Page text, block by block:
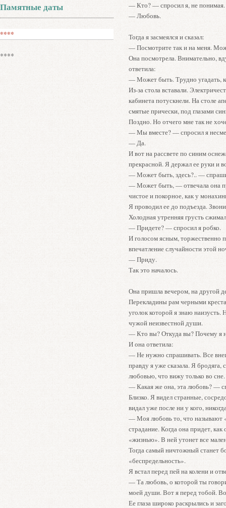
— Кто? — спросил я, не понимая.
— Любовь.
Тогда я засмеялся и сказал:
— Посмотрите так и на меня.
Она посмотрела. Внимательно,
ответила:
— Может быть. Трудно угадать,
Из-за стола вставали.
кабинета потускнели. На столе
смятые прически, под глазами
Поздно. Но отчего мне так не
— Мы вместе? — спросил я
— Да.
И вот на рассвете по синим
прекрасной. Я держал ее руки и
— Может быть, здесь?.. —
— Может быть, — отвечала она
чистое и покорное, как у
Я проводил ее до подъезда.
Холодная утренняя грусть
— Придете? — спросил я робко.
И голосом ясным, торжественно
впечатление случайности этой
— Приду.
Так это началось.
Она пришла вечером, на другой
Перекладины рам черными
уголок которой я знаю
чужой неизвестной души.
— Кто вы? Откуда вы? Почему я
И она ответила:
— Не нужно спрашивать. Все
правду я уже сказала. Я
любовью, что вижу только во сне.
— Какая же она, эта любовь? —
Близко. Я видел странные,
видал уже после ни у кого,
— Моя любовь то, что называют
страдание. Когда она придет,
«жизнью». В ней утонет все
Тогда самый ничтожный станет
«беспредельность».
Я встал перед пей на колени и
— Та любовь, о которой ты
моей души. Вот я перед тобой.
Ее глаза широко раскрылись и
Памятные даты
****
****